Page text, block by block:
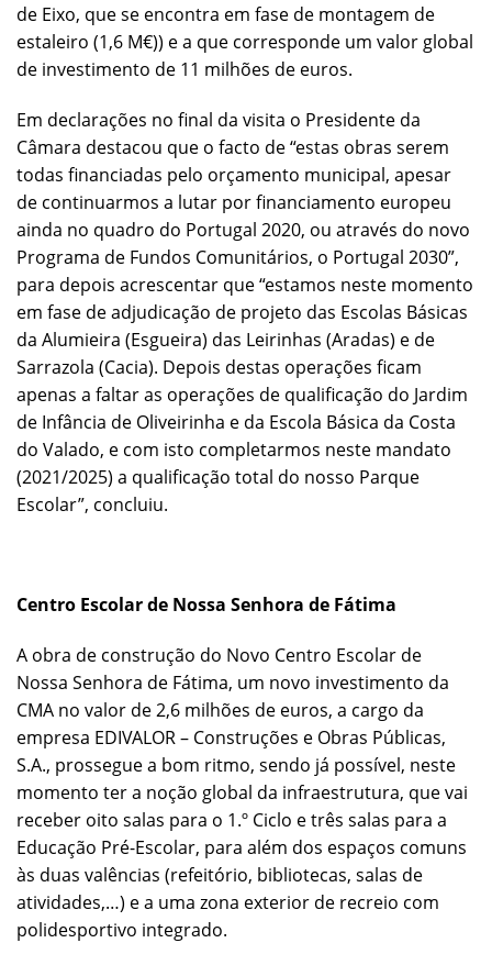
de Eixo, que se encontra em fase de montagem de
estaleiro (1,6 M€)) e a que corresponde um valor global
de investimento de 11 milhões de euros.
Em declarações no final da visita o Presidente da
Câmara destacou que o facto de “estas obras serem
todas financiadas pelo orçamento municipal, apesar
de continuarmos a lutar por financiamento europeu
ainda no quadro do Portugal 2020, ou através do novo
Programa de Fundos Comunitários, o Portugal 2030”,
para depois acrescentar que “estamos neste momento
em fase de adjudicação de projeto das Escolas Básicas
da Alumieira (Esgueira) das Leirinhas (Aradas) e de
Sarrazola (Cacia). Depois destas operações ficam
apenas a faltar as operações de qualificação do Jardim
de Infância de Oliveirinha e da Escola Básica da Costa
do Valado, e com isto completarmos neste mandato
(2021/2025) a qualificação total do nosso Parque
Escolar”, concluiu.
Centro Escolar de Nossa Senhora de Fátima
A obra de construção do Novo Centro Escolar de
Nossa Senhora de Fátima, um novo investimento da
CMA no valor de 2,6 milhões de euros, a cargo da
empresa EDIVALOR – Construções e Obras Públicas,
S.A., prossegue a bom ritmo, sendo já possível, neste
momento ter a noção global da infraestrutura, que vai
receber oito salas para o 1.º Ciclo e três salas para a
Educação Pré-Escolar, para além dos espaços comuns
às duas valências (refeitório, bibliotecas, salas de
atividades,…) e a uma zona exterior de recreio com
polidesportivo integrado.